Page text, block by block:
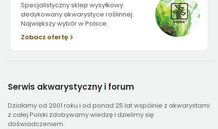
Specjalistyczny sklep wysyłkowy
dedykowany akwarystyce roślinnej.
Największy wybór w Polsce.
Zobacz ofertę
Serwis akwarystyczny i forum
Działamy od 2001 roku i od ponad 25 lat wspólnie z akwarystami
z całej Polski zdobywamy wiedzę i dzielimy się
doświadczeniem.